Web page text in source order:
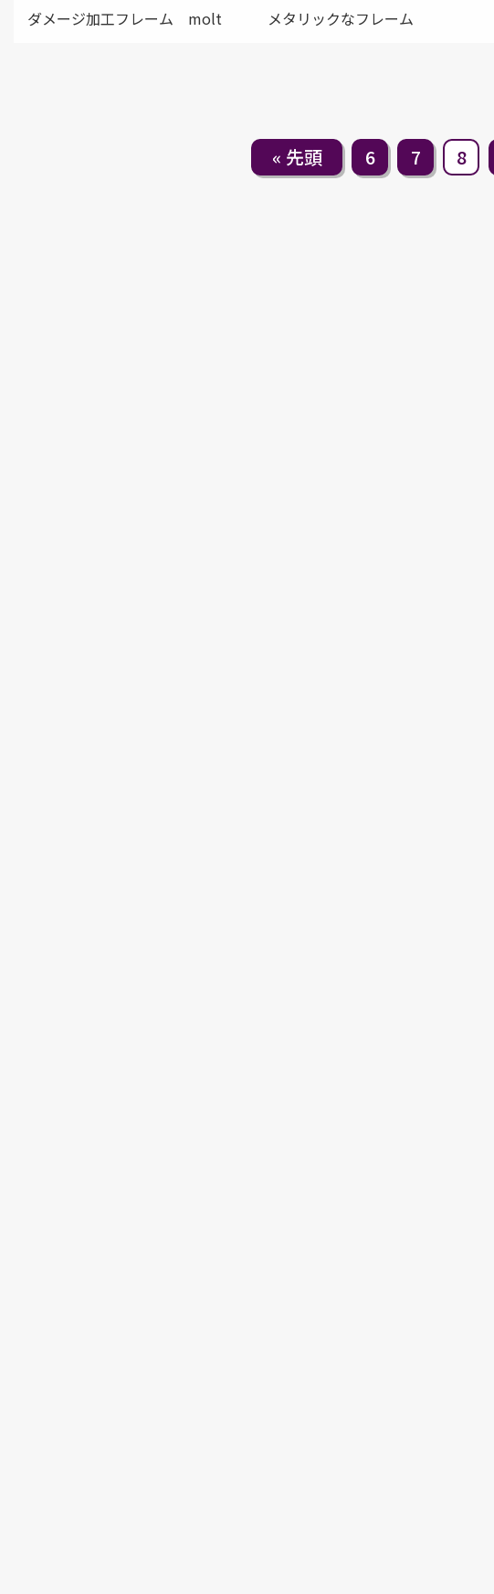
ダメージ加工フレーム molt メタリックなフレーム
« 先頭 6 7 8